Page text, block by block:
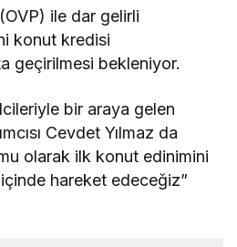
ile dar gelirli
konut kredisi
geçirilmesi bekleniyor.
bir araya gelen
Cevdet Yılmaz da
olarak ilk konut edinimini
hareket edeceğiz”